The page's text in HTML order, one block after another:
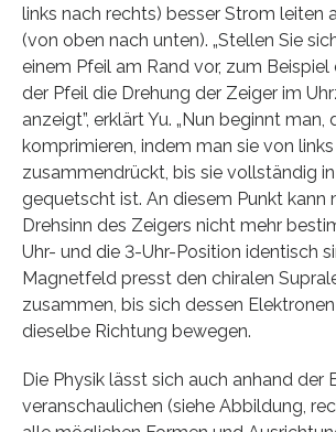
links nach rechts) besser Strom leiten
(von oben nach unten). „Stellen Sie
einem Pfeil am Rand vor, zum Beispiel
der Pfeil die Drehung der Zeiger im
anzeigt”, erklärt Yu. „Nun beginnt man,
komprimieren, indem man sie von
zusammendrückt, bis sie vollständig
gequetscht ist. An diesem Punkt kann
Drehsinn des Zeigers nicht mehr
Uhr- und die 3-Uhr-Position identisch
Magnetfeld presst den chiralen
zusammen, bis sich dessen
dieselbe Richtung bewegen.
Die Physik lässt sich auch anhand der
veranschaulichen (siehe Abbildung,